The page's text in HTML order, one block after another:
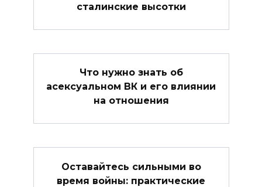
сталинские высотки
Что нужно знать об
асексуальном ВК и его влиянии
на отношения
Оставайтесь сильными во
время войны: практические